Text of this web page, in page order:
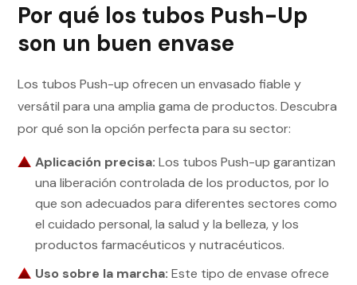
Por qué los tubos Push-Up
son un buen envase
Los tubos Push-up ofrecen un envasado fiable y
versátil para una amplia gama de productos. Descubra
por qué son la opción perfecta para su sector:
Aplicación precisa: Los tubos Push-up garantizan
una liberación controlada de los productos, por lo
que son adecuados para diferentes sectores como
el cuidado personal, la salud y la belleza, y los
productos farmacéuticos y nutracéuticos.
Uso sobre la marcha: Este tipo de envase ofrece